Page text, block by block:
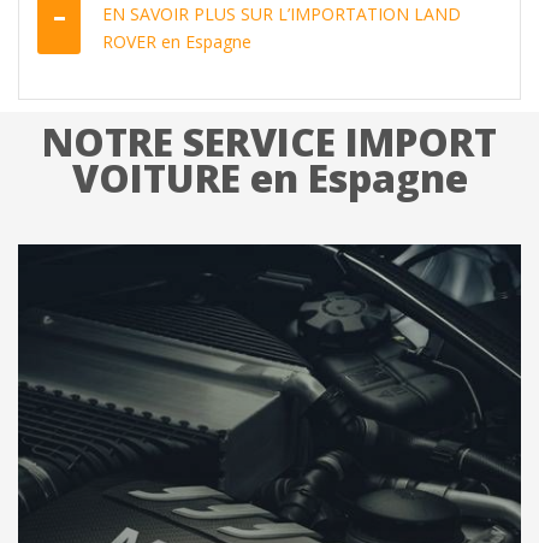
EN SAVOIR PLUS SUR L’IMPORTATION LAND
ROVER en Espagne
NOTRE SERVICE IMPORT
VOITURE en Espagne